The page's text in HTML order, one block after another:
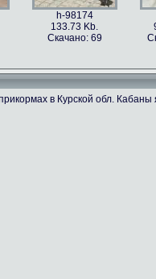
h-98174
133.73 Kb.
Скачано: 69
в Курской обл.